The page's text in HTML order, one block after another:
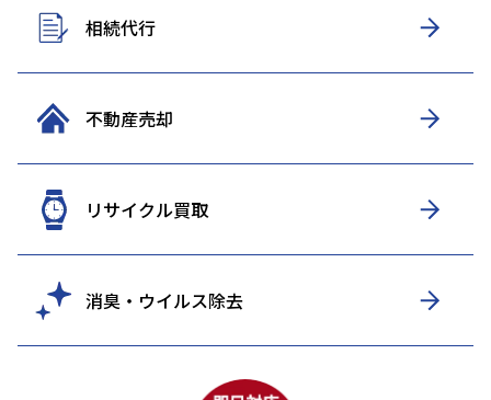
相続代行
不動産売却
リサイクル買取
消臭・ウイルス除去